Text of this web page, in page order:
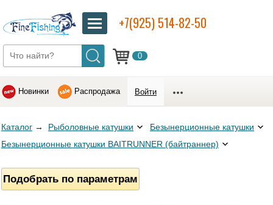
0
+7(925) 514-82-50
Новинки Распродажа Войти
Каталог → Рыболовные катушки
Безынерционные катушки
Безынерционные катушки BAITRUNNER (байтраннер)
Подобрать по параметрам